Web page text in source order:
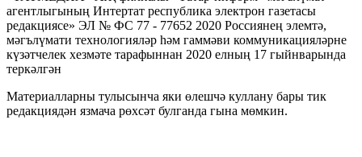
агентлыгының Интертат республика электрон газетасы
редакциясе» ЭЛ № ФС 77 - 77652 2020 Россиянең элемтә,
мәгълүмати технологияләр һәм гаммәви коммуникацияләрне
күзәтчелек хезмәте тарафыннан 2020 елның 17 гыйнварында
теркәлгән
Материалларны тулысынча яки өлешчә куллану бары тик
редакциядән язмача рөхсәт булганда гына мөмкин.